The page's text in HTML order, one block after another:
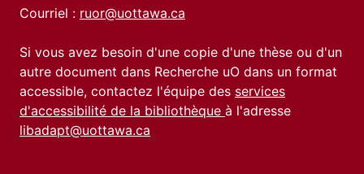
Courriel : ruor@uottawa.ca
Si vous avez besoin d'une copie d'une thèse ou d'un
autre document dans Recherche uO dans un format
accessible, contactez l'équipe des services
d'accessibilité de la bibliothèque à l'adresse
libadapt@uottawa.ca